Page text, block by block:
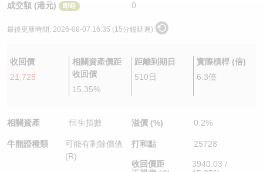
成交額 (港元) 即時 0
最後更新時間: 2026-08-07 16:35 (15分鐘延遲)
收回價
21,728
相關資產價距
收回價
15.35%
距離到期日
510日
實際槓桿 (倍)
6.3倍
相關資產 恒生指數
牛熊證種類
可能有剩餘價值
(R)
溢價 (%) 0.2%
打和點 25728
收回價距
3940.03 /
認股證文件及公告
牛熊證分析儀
牛熊證文件及公告
AH 股價對照